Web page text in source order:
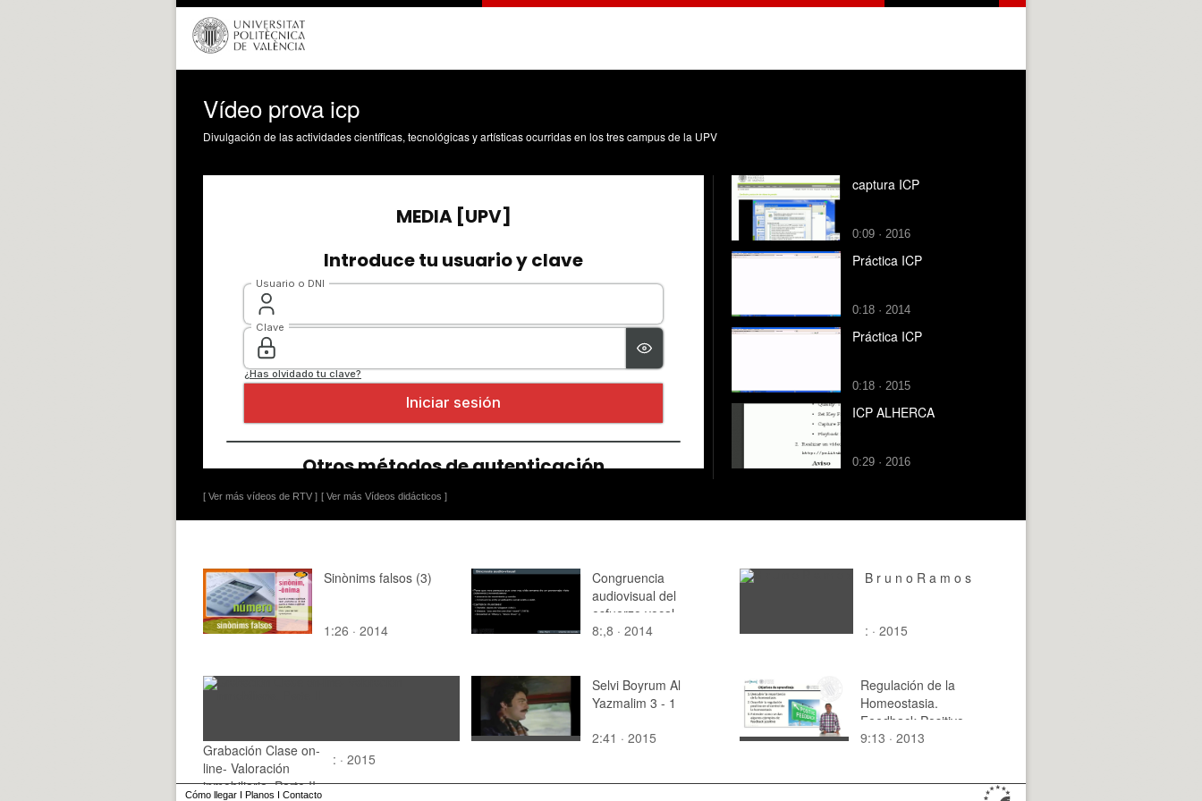
Vídeo prova icp
Divulgación de las actividades científicas, tecnológicas y artísticas ocurridas en los tres campus de la UPV
[ Ver más vídeos de RTV ] [ Ver más Vídeos didácticos ]
captura ICP
0:09 · 2016
Práctica ICP
0:18 · 2014
Práctica ICP
0:18 · 2015
ICP ALHERCA
0:29 · 2016
Sinònims falsos (3)
1:26 · 2014
Congruencia
audiovisual del
esfuerzo vocal
8:,8 · 2014
B r u n o R a m o s
: · 2015
Grabación Clase on-
line- Valoración
inmobiliaria. Parte II
: · 2015
Selvi Boyrum Al
Yazmalim 3 - 1
2:41 · 2015
Regulación de la
Homeostasia.
Feedback Positivo
9:13 · 2013
Cómo llegar I Planos I Contacto